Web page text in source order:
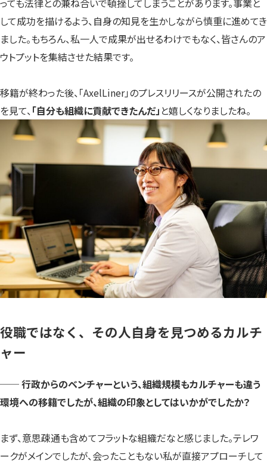
っても法律との兼ね合いで頓挫してしまうことがあります。事業と
して成功を描けるよう、自身の知見を生かしながら慎重に進めてき
ました。もちろん、私一人で成果が出せるわけでもなく、皆さんのア
ウトプットを集結させた結果です。
移籍が終わった後、「AxelLiner」のプレスリリースが公開されたの
を見て、「自分も組織に貢献できたんだ」 と嬉しくなりましたね。
役職ではなく、その人自身を見つめるカルチ
ャー
── 行政からのベンチャーという、組織規模もカルチャーも違う
環境への移籍でしたが、組織の印象としてはいかがでしたか？
まず、意思疎通も含めてフラットな組織だなと感じました。テレワ
ークがメインでしたが、会ったこともない私が直接アプローチして